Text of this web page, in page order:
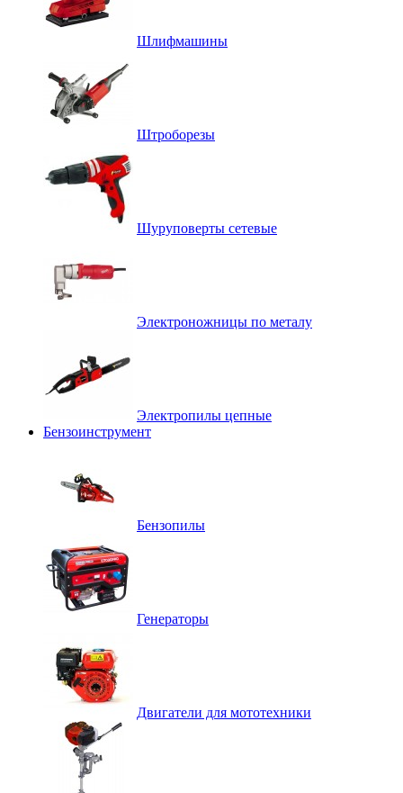
Шлифмашины
Штроборезы
Шуруповерты сетевые
Электроножницы по металу
Электропилы цепные
Бензоинструмент
Бензопилы
Генераторы
Двигатели для мототехники